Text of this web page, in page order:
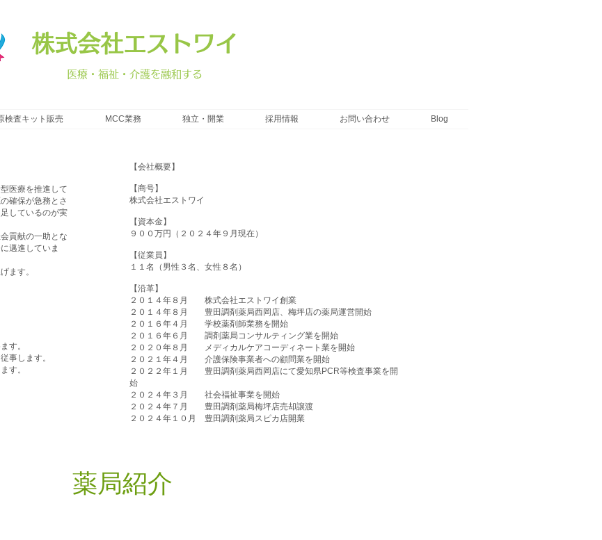
株式会社エストワイ
​医療・福祉・介護を融和する
検査キット販売 MCC業務 独立・開業 採用情報 お問い合わせ Blog
医療を推進して
確保が急務とさ
しているのが実
貢献の一助とな
邁進していま
ます。
す。
事します。​
す。
【会社概要】
【商号】
株式会社エストワイ
【資本金】
９００万円（２０２４年９月現在）
【従業員】
１１名（男性３名、女性８名）
【沿革】
２０１４年８月 株式会社エストワイ創業
２０１４年８月 豊田調剤薬局西岡店、梅坪店の薬局運営開始
２０１６年４月 学校薬剤師業務を開始
２０１６年６月 調剤薬局コンサルティング業を開始
２０２０年８月 メディカルケアコーディネート業を開始
２０２１年４月 介護保険事業者への顧問業を開始
２０２２年１月 豊田調剤薬局西岡店にて愛知県PCR等検査事業を開
始
２０２４年３月 社会福祉事業を開始
​２０２４年７月 豊田調剤薬局梅坪店売却譲渡
２０２４年１０月 豊田調剤薬局スピカ店開業
薬局紹介